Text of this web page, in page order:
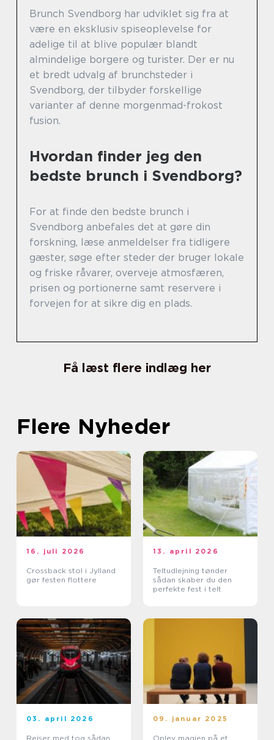
Brunch Svendborg har udviklet sig fra at
være en eksklusiv spiseoplevelse for
adelige til at blive populær blandt
almindelige borgere og turister. Der er nu
et bredt udvalg af brunchsteder i
Svendborg, der tilbyder forskellige
varianter af denne morgenmad-frokost
fusion.
Hvordan finder jeg den
bedste brunch i Svendborg?
For at finde den bedste brunch i
Svendborg anbefales det at gøre din
forskning, læse anmeldelser fra tidligere
gæster, søge efter steder der bruger lokale
og friske råvarer, overveje atmosfæren,
prisen og portionerne samt reservere i
forvejen for at sikre dig en plads.
Få læst flere indlæg her
Flere Nyheder
16. juli 2026
Crossback stol i Jylland
gør festen flottere
13. april 2026
Teltudlejning tønder
sådan skaber du den
perfekte fest i telt
03. april 2026
Rejser med tog sådan
09. januar 2025
Oplev magien på et